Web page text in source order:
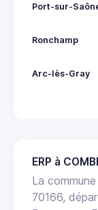
Port-sur-
Ronchamp
Arc-lès-Gray
ERP à
La
70166,